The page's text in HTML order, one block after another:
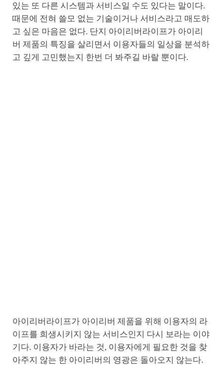
있는 또 다른 시스템과 서비스일 수도 있다는 말이다.
때문에 전혀 쓸모 없는 기술이거나 서비스라고 매도하
고 싶은 마음은 없다. 단지 아이리버라이프가 아이리
버 제품의 특징을 살리면서 이용자들의 일상을 분석하
고 깊게 고민했는지 한번 더 봐주길 바랄 뿐이다.
아이리버라이프가 아이리버 제품을 위해 이용자의 라
이프를 희생시키지 않는 서비스인지 다시 보라는 이야
기다. 이용자가 바라는 것, 이용자에게 필요한 것을 찾
아주지 않는 한 아이리버의 영광은 돌아오지 않는다.